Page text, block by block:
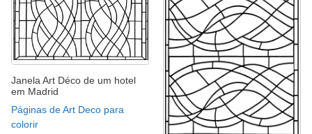
Janela Art Déco de um hotel
em Madrid
Páginas de Art Deco para
colorir